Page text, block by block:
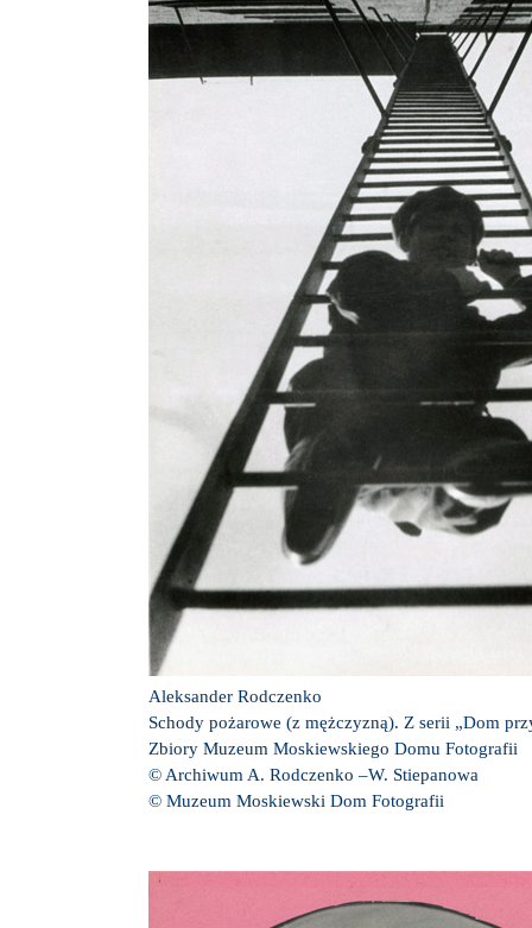
Aleksander Rodczenko
Schody pożarowe (z mężczyzną). Z serii „Dom
Zbiory Muzeum Moskiewskiego Domu Fotografii
© Archiwum A. Rodczenko –W. Stiepanowa
© Muzeum Moskiewski Dom Fotografii